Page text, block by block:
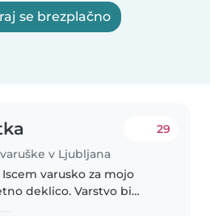
se brezplačno
v Ljubljana
29
Iscem varusko za mojo
deklico. Varstvo bi